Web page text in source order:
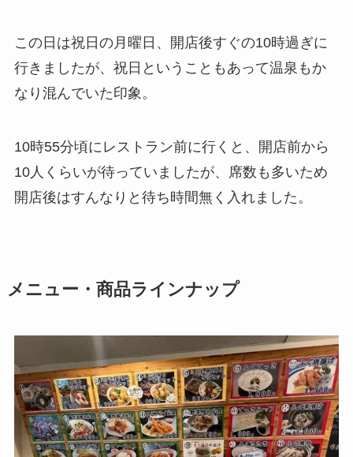
この日は祝日の月曜日、開店後すぐの10時過ぎに
行きましたが、祝日ということもあって温泉もか
なり混んでいた印象。
10時55分頃にレストラン前に行くと、開店前から
10人くらいが待っていましたが、席数も多いため
開店後はすんなりと待ち時間無く入れました。
メニュー・商品ラインナップ